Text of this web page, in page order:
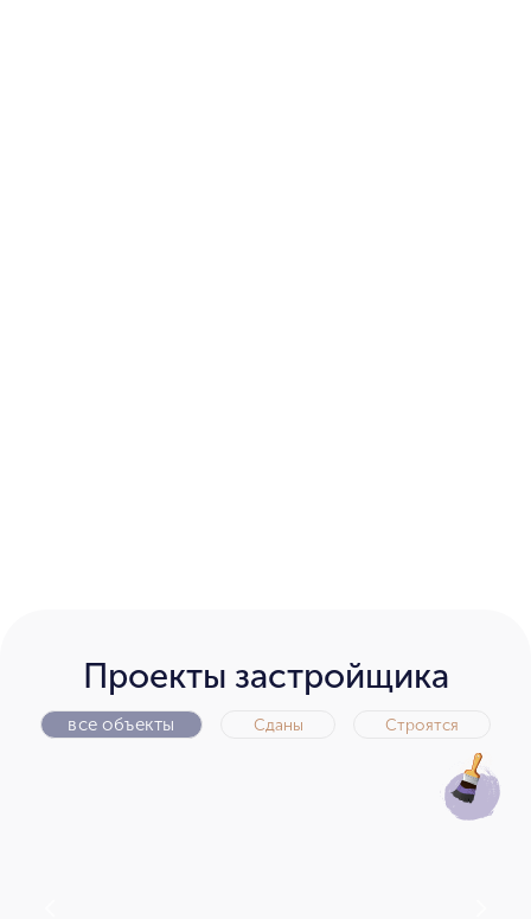
Проекты застройщика
все объекты Сданы Строятся